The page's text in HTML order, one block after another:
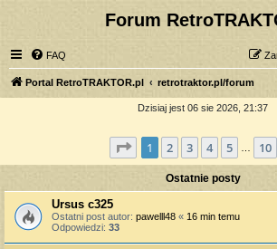
Forum
FAQ
Portal RetroTRAKTOR.pl retrotraktor.pl/forum
Dzisiaj jest 06 sie 2026, 21:37
Strona z10
1 2 3 4 5 10
Ostatnie posty
Ursus c325
Ostatni post autor: pawelll48 « 16 min temu
Odpowiedzi: 33